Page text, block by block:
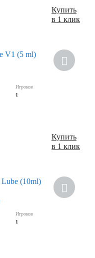
Купить
в 1 клик
Игроков
1
Купить
в 1 клик
Игроков
1